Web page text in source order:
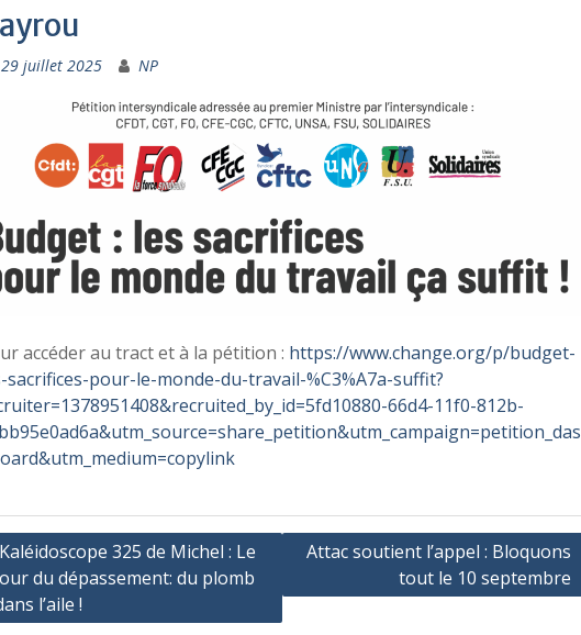
29 juillet 2025 NP
accéder au tract et à la pétition : https://www.change.org/p/budget-
sacrifices-pour-le-monde-du-travail-%C3%A7a-suffit?
66d4-11f0-812b-
Kaléidoscope 325 de Michel : Le
du dépassement: du plomb
l’aile !
Attac soutient l’appel : Bloquons
tout le 10 septembre